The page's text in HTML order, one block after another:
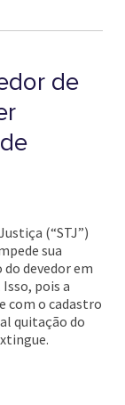
de
(“STJ”)
sua
devedor em
pois a
com o cadastro
quitação do